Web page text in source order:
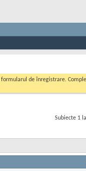
de înregistrare.
Subiecte 1